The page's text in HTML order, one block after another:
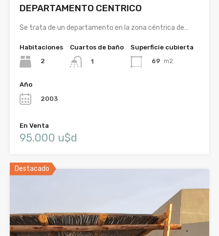
DEPARTAMENTO CENTRICO
Se trata de un departamento en la zona céntrica de…
Habitaciones
2
Cuartos de baño
1
Superficie cubierta
69 m2
Año
2003
En Venta
95.000 u$d
Destacado